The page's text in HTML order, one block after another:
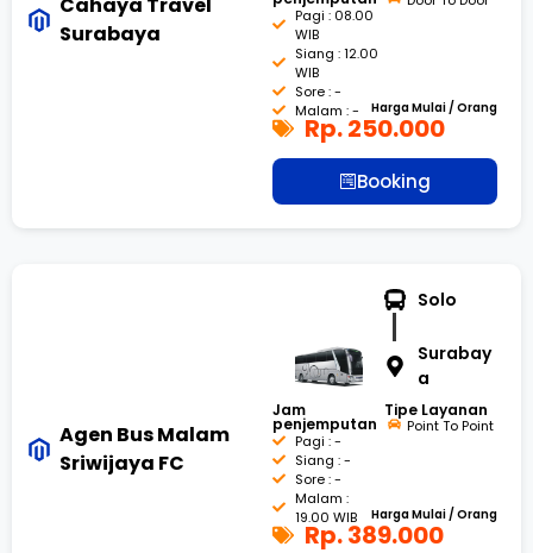
Cahaya Travel
Surabaya
Pagi : 08.00
WIB
Siang : 12.00
WIB
Sore : -
Malam : -
Harga Mulai / Orang
Rp. 250.000
Booking
Agen Bus Malam
Sriwijaya FC
Solo
Surabay
a
Jam
penjemputan
Pagi : -
Siang : -
Sore : -
Malam :
19.00 WIB
Tipe Layanan
Point To Point
Harga Mulai / Orang
Rp. 389.000